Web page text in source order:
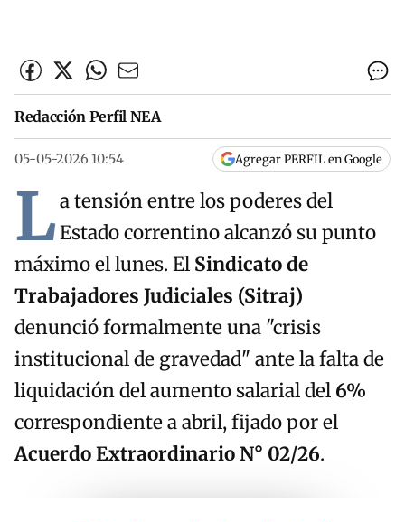
Redacción Perfil NEA
05-05-2026 10:54 Agregar PERFIL en Google
La tensión entre los poderes del
Estado correntino alcanzó su punto
máximo el lunes. El Sindicato de
Trabajadores Judiciales (Sitraj)
denunció formalmente una "crisis
institucional de gravedad" ante la falta de
liquidación del aumento salarial del 6%
correspondiente a abril, fijado por el
Acuerdo Extraordinario N° 02/26.